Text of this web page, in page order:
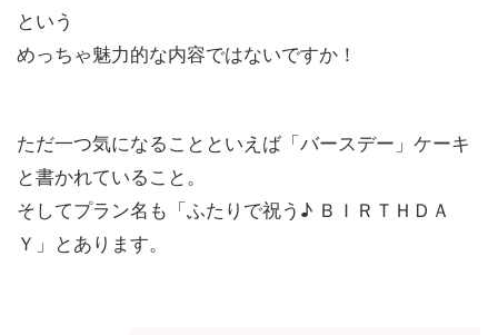
という
めっちゃ魅力的な内容ではないですか！
ただ一つ気になることといえば「バースデー」ケーキ
と書かれていること。
そしてプラン名も「ふたりで祝う♪ ＢＩＲＴＨＤＡ
Ｙ」とあります。